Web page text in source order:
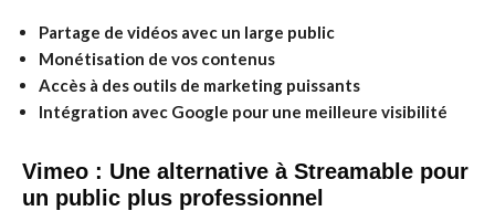
Partage de vidéos avec un large public
Monétisation de vos contenus
Accès à des outils de marketing puissants
Intégration avec Google pour une meilleure visibilité
Vimeo : Une alternative à Streamable pour
un public plus professionnel